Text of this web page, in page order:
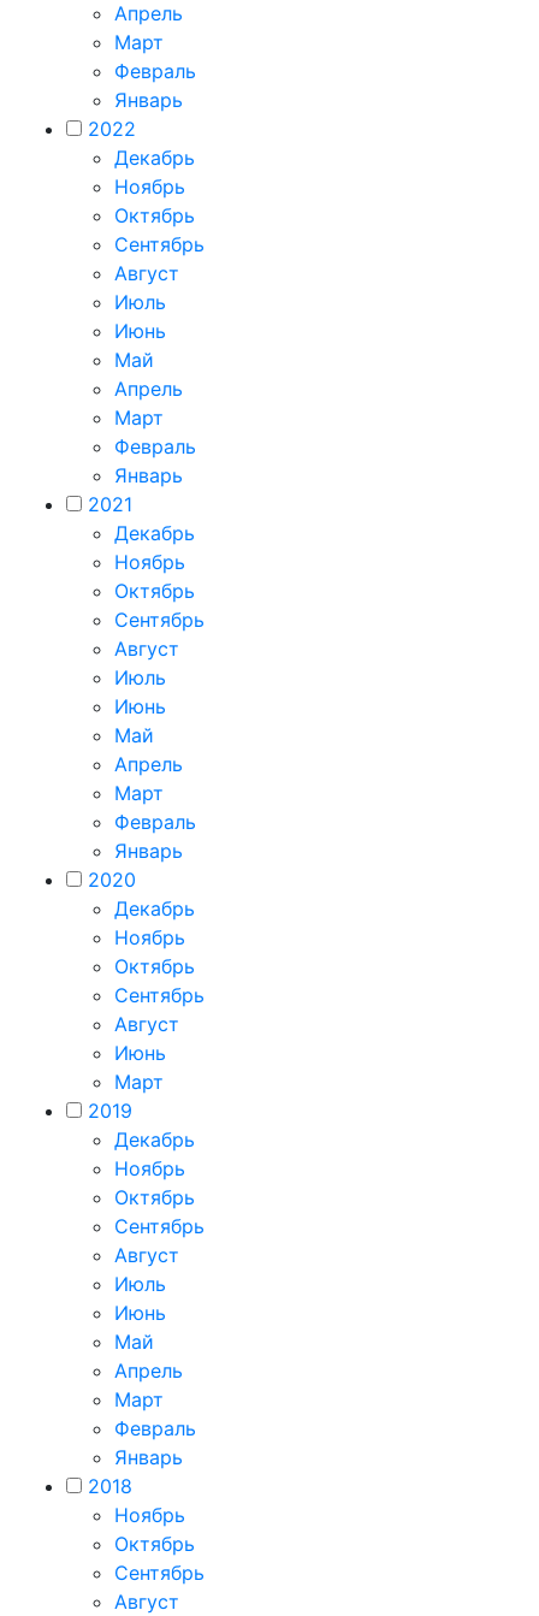
Апрель
Март
Февраль
Январь
2022
Декабрь
Ноябрь
Октябрь
Сентябрь
Август
Июль
Июнь
Май
Апрель
Март
Февраль
Январь
2021
Декабрь
Ноябрь
Октябрь
Сентябрь
Август
Июль
Июнь
Май
Апрель
Март
Февраль
Январь
2020
Декабрь
Ноябрь
Октябрь
Сентябрь
Август
Июнь
Март
2019
Декабрь
Ноябрь
Октябрь
Сентябрь
Август
Июль
Июнь
Май
Апрель
Март
Февраль
Январь
2018
Ноябрь
Октябрь
Сентябрь
Август